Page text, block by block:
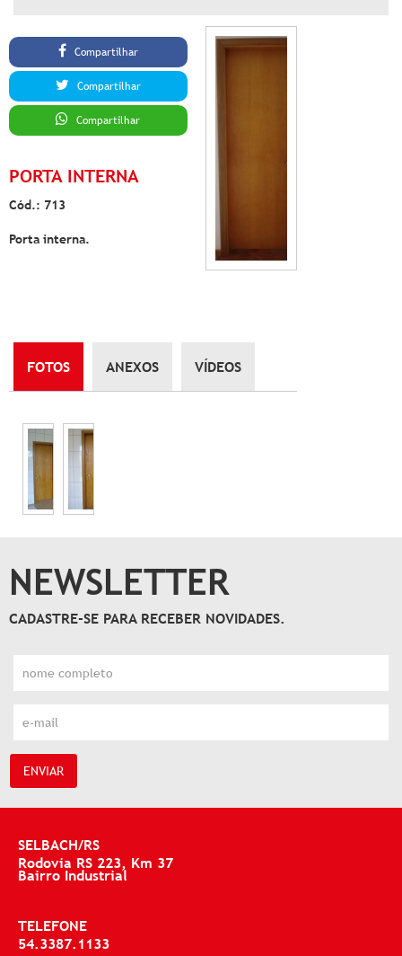
Compartilhar
Compartilhar
Compartilhar
PORTA INTERNA
Cód.: 713
Porta interna.
FOTOS ANEXOS VÍDEOS
NEWSLETTER
CADASTRE-SE PARA RECEBER NOVIDADES.
ENVIAR
SELBACH/RS
Rodovia RS 223, Km 37
Bairro Industrial
TELEFONE
54.3387.1133